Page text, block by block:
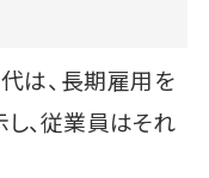
は、長期雇用を
、従業員はそれ